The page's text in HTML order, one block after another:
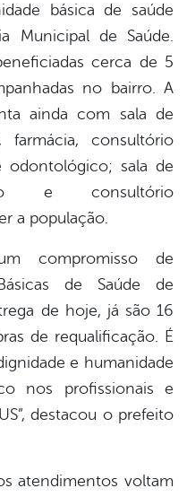
básica de saúde
Municipal de Saúde.
cerca de 5
no bairro. A
ainda com sala de
farmácia, consultório
odontológico; sala de
e consultório
a população.
compromisso de
de Saúde de
de hoje, já são 16
de requalificação. É
e humanidade
nos profissionais e
destacou o prefeito
atendimentos voltam